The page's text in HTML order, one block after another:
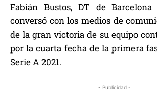
Fabián Bustos, DT de Barcelona
conversó con los medios de
de la gran victoria de su equipo
por la cuarta fecha de la primera
Serie A 2021.
- Publicidad -